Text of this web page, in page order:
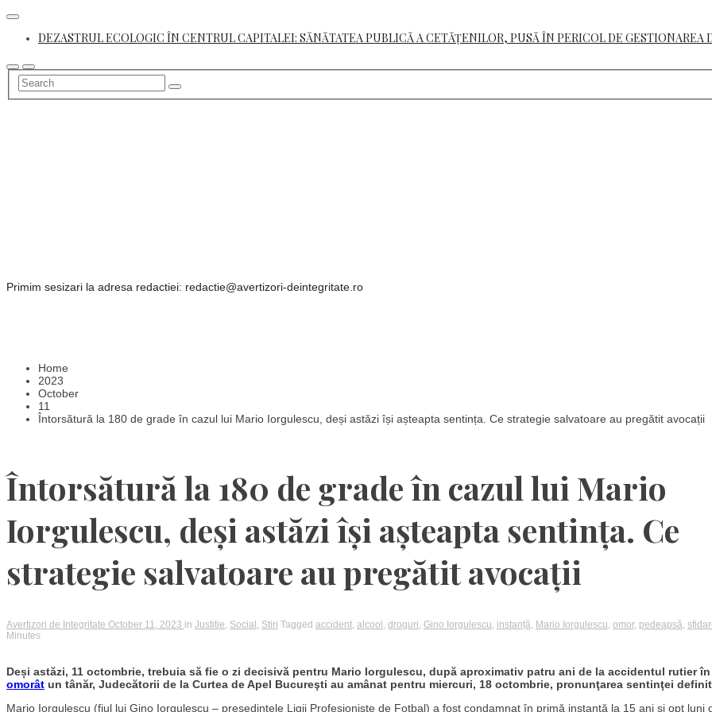
Skip
contentDEZASTRUL ECOLOGIC ÎN CENTRUL CAPITALEI: SĂNĂTATEA PUBLICĂ A CETĂȚENILOR, PUSĂ ÎN PERICOL DE GESTIONAREA
Primim sesizari la adresa redactiei: redactie@avertizori-deintegritate.ro
Home
2023
October
11
Întorsătură la 180 de grade în cazul lui Mario Iorgulescu, deși astăzi își așteapta sentința. Ce strategie salvatoare au pregătit avocații
Întorsătură la 180 de grade în cazul lui Mario
Iorgulescu, deși astăzi își așteapta sentința. Ce
strategie salvatoare au pregătit avocații
Avertizori de Integritate October 11, 2023 in Justitie, Social , Stiri Tagged accident, alcool , droguri, Gino Iorgulescu, instanță, Mario Iorgulescu, omor, pedeapsă,
Minutes
Deși astăzi, 11 octombrie, trebuia să fie o zi decisivă pentru Mario Iorgulescu, după aproximativ patru ani de la accidentul rutier în
omorât un tânăr, Judecătorii de la Curtea de Apel Bucureşti au amânat pentru miercuri, 18 octombrie, pronunţarea sentinţei
Mario Iorgulescu (fiul lui Gino Iorgulescu – preşedintele Ligii Profesioniste de Fotbal) a fost condamnat în primă instanţă la 15 ani şi opt luni